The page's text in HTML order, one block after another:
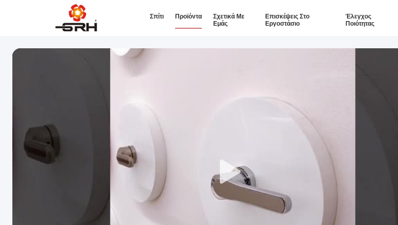
Σπίτι Προϊόντα
Σχετικά Με
Εμάς
Επισκέψεις Στο
Εργοστάσιο
Έλεγχος
Ποιότητας